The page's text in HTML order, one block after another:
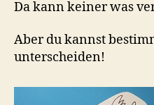
Da kann keiner was
Aber du kannst
unterscheiden!